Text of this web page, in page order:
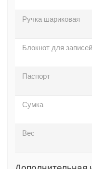
Ручка шариковая
Блокнот для записей
Паспорт
Сумка
Вес